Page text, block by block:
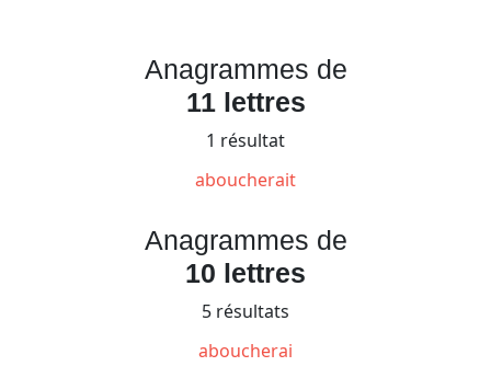
Anagrammes de
11 lettres
1 résultat
aboucherait
Anagrammes de
10 lettres
5 résultats
aboucherai